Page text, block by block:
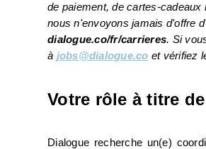
de paiement, de cartes-
dialogue.co/fr/carrieres. Si
à jobs@dialogue.co et vérifiez
Votre rôle à titre
Dialogue recherche un(e)